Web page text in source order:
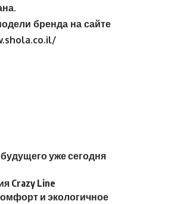
бренда на сайте
.shola.co.il/
уже сегодня
Crazy Line
и экологичное